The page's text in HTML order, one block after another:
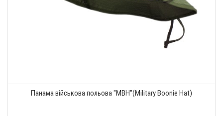
Панама військова польова "MBH"(Military Boonie Hat)